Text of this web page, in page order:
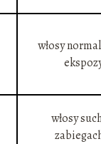
włosy
włosy